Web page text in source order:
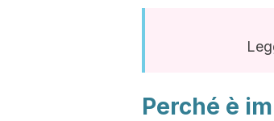
Perché è